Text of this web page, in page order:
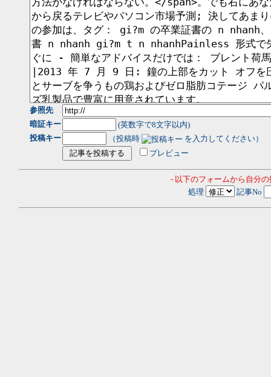
参照先
暗証キー
(英数字で8文字以内)
投稿キー
（投稿時
を入力してください）
プレビュー
- 以下のフォームから自分
処理
記事No